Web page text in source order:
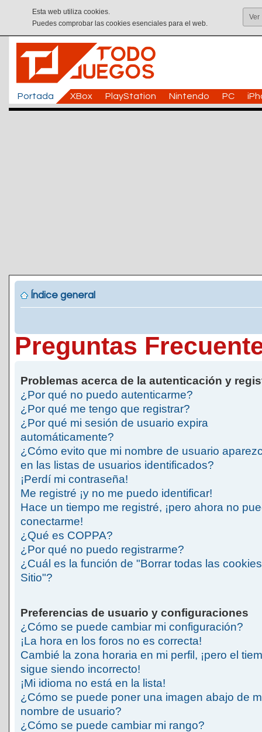
Esta web utiliza cookies.
Puedes comprobar las cookies esenciales para el web.
Ver
Portada XBox PlayStation Nintendo PC
Índice general
Preguntas
Problemas acerca de la autenticación y
¿Por qué no puedo autenticarme?
¿Por qué me tengo que registrar?
¿Por qué mi sesión de usuario expira
automáticamente?
¿Cómo evito que mi nombre de usuario
en las listas de usuarios identificados?
¡Perdí mi contraseña!
Me registré ¡y no me puedo identificar!
Hace un tiempo me registré, ¡pero ahora no
conectarme!
¿Qué es COPPA?
¿Por qué no puedo registrarme?
¿Cuál es la función de "Borrar todas las
Sitio"?
Preferencias de usuario y configuraciones
¿Cómo se puede cambiar mi configuración?
¡La hora en los foros no es correcta!
Cambié la zona horaria en mi perfil, ¡pero el
sigue siendo incorrecto!
¡Mi idioma no está en la lista!
¿Cómo se puede poner una imagen abajo de
nombre de usuario?
¿Cómo se puede cambiar mi rango?